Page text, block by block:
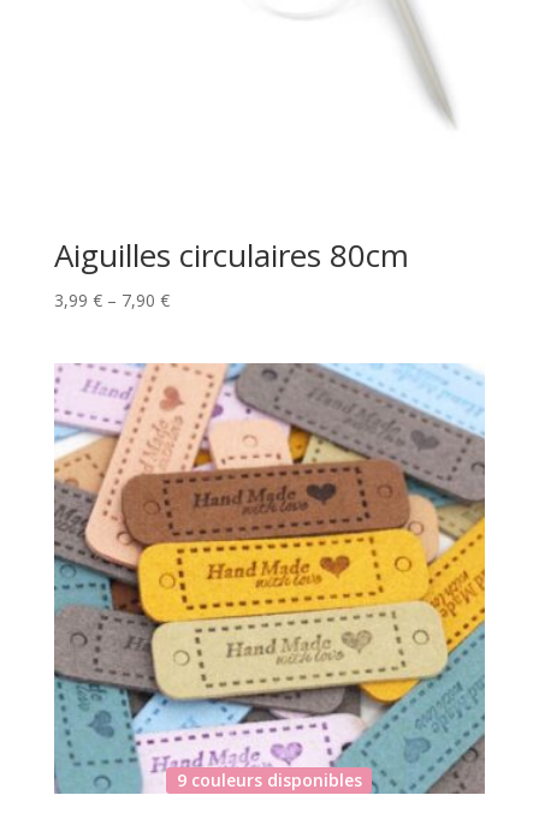
Aiguilles circulaires 80cm
3,99 € – 7,90 €Price
through
7,90 €
9 couleurs disponibles